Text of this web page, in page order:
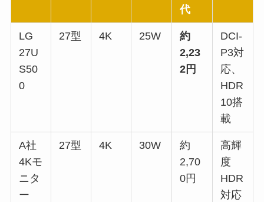
代
LG
27U
S50
0
27型 4K 25W
約
2,23
2円
DCI-
P3対
応、
HDR
10搭
載
A社
4Kモ
ニタ
ー
27型 4K 30W
約
2,70
0円
高輝
度
HDR
対応